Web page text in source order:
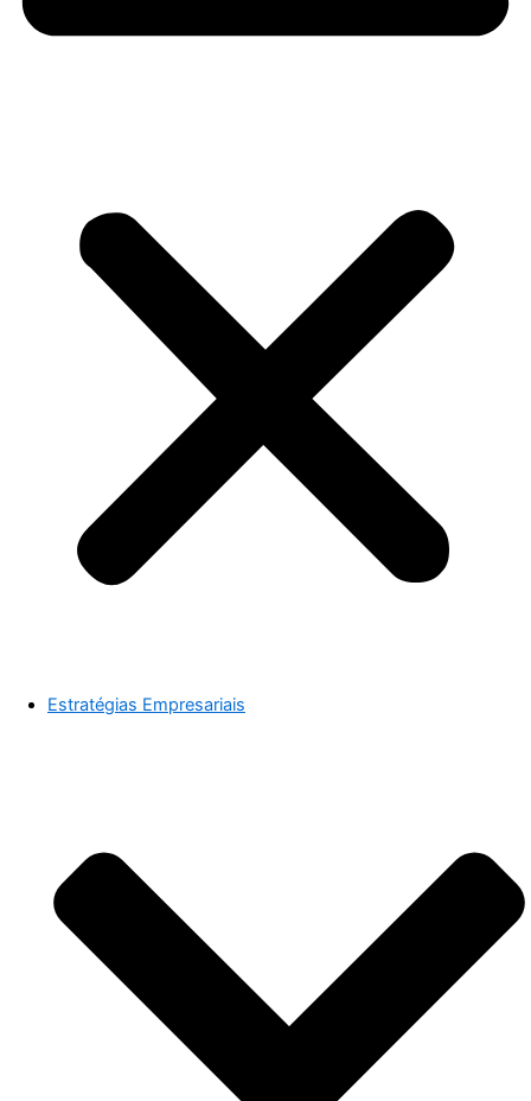
Estratégias Empresariais